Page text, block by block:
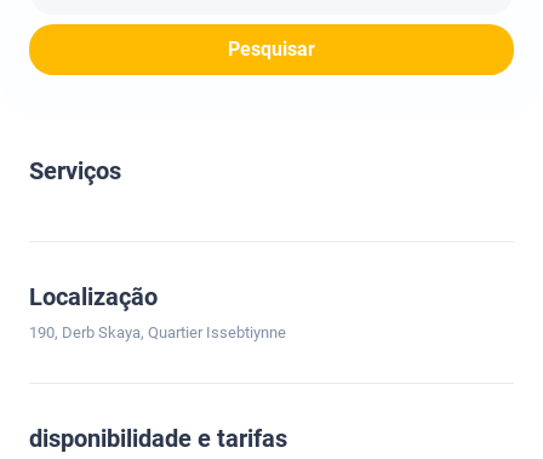
Pesquisar
Serviços
Localização
190, Derb Skaya, Quartier Issebtiynne
disponibilidade e tarifas